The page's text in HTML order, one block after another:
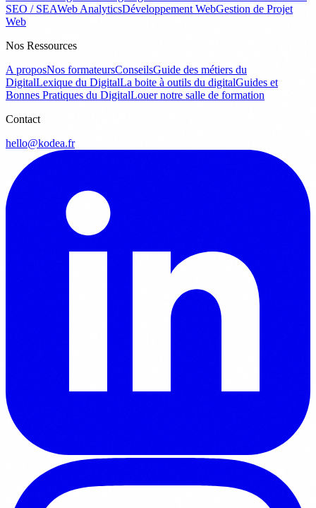
SEO / SEAWeb AnalyticsDéveloppement WebGestion de Projet
Web
Nos Ressources
A proposNos formateursConseilsGuide des métiers du
DigitalLexique du DigitalLa boite à outils du digitalGuides et
Bonnes Pratiques du DigitalLouer notre salle de formation
Contact
hello@kodea.fr